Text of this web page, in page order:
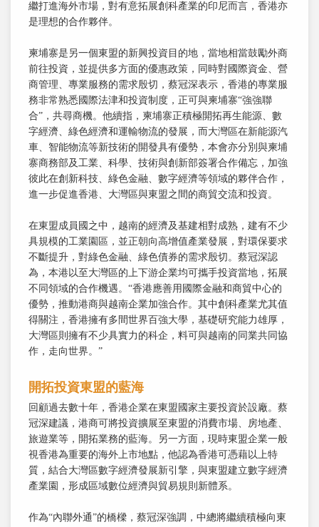
繼打進海外市場，對有意拓展創科產業的印尼而言，香港亦
是理想的合作夥伴。
柬埔寨是另一個東盟的新興投資目的地，當地相當鼓勵外商
前往投資，並提供多方面的優惠政策，同時對國際資金、營
商管理、專業服務的需求殷切，蔡冠深表示，香港的專業服
務非常熟悉國際法津和投資制度，正可與柬埔寨“強強聯
合”，共尋商機。他續指，柬埔寨正積極開拓再生能源、數
字經濟、綠色經濟和運輸物流的發展，而大灣區在新能源汽
車、智能物流等新技術的開發具有優勢，本會亦分別與柬埔
寨商務部及工業、科學、技術與創新部簽署合作備忘，加強
彼此在創新科技、綠色金融、數字經濟等領域的夥伴合作，
進一步促進香港、大灣區與東盟之間的商貿交流和投資。
在東盟成員國之中，越南的經濟及基建相對成熟，建有不少
具規模的工業園區，並正朝向高增值產業發展，對環保要求
不斷提升，對綠色金融、綠色債券的需求殷切。蔡冠深認
為，本港以至大灣區的上下游企業均可攜手投資當地，拓展
不同領域的合作機遇。“香港應善用國際金融和商貿中心的
優勢，推動港商與越南企業加強合作。其中創科產業尤其值
得關注，香港擁有多間世界百強大學，基礎研究能力雄厚，
大灣區則擁有不少具實力的科企，料可與越南的同業共同協
作，走向世界。”
開拓投資東盟的藍海
回顧過去數十年，香港企業在東盟國家主要投資於設廠。蔡
冠深建議，港商可將投資擴展至東盟的消費市場、房地產、
旅遊業等，開拓業務的藍海。另一方面，現時東盟企業一般
視香港為重要的海外上市地點，他認為香港可憑藉以上特
質，結合大灣區數字經濟發展新引擎，與東盟建立數字經濟
產業園，形成區域數位經濟與貿易規則新體系。
作為“內聯外通”的橋樑，蔡冠深強調，中總將繼續積極向東